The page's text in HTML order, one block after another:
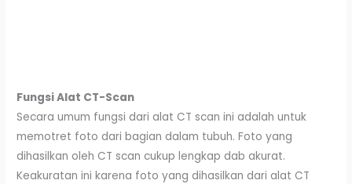
Fungsi Alat CT-Scan
Secara umum fungsi dari alat CT scan ini adalah untuk
memotret foto dari bagian dalam tubuh. Foto yang
dihasilkan oleh CT scan cukup lengkap dab akurat.
Keakuratan ini karena foto yang dihasilkan dari alat CT